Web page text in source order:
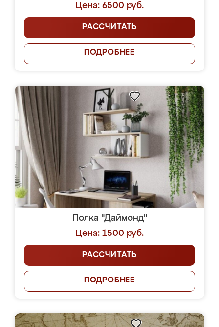
Цена: 6500 руб.
РАССЧИТАТЬ
ПОДРОБНЕЕ
Полка "Даймонд"
Цена: 1500 руб.
РАССЧИТАТЬ
ПОДРОБНЕЕ